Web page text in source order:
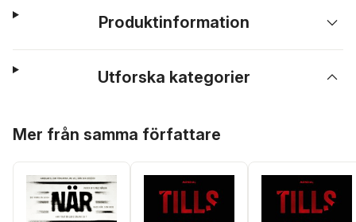
Produktinformation
Utforska kategorier
Mer från samma författare